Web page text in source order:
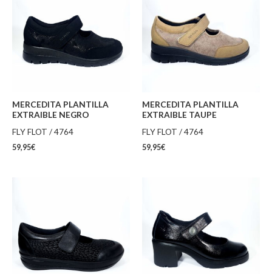
MERCEDITA PLANTILLA
EXTRAIBLE NEGRO
FLY FLOT / 4764
59,95€
MERCEDITA PLANTILLA
EXTRAIBLE TAUPE
FLY FLOT / 4764
59,95€